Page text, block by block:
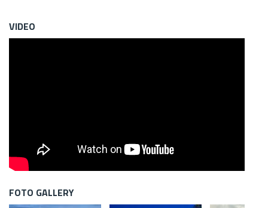
VIDEO
FOTO GALLERY